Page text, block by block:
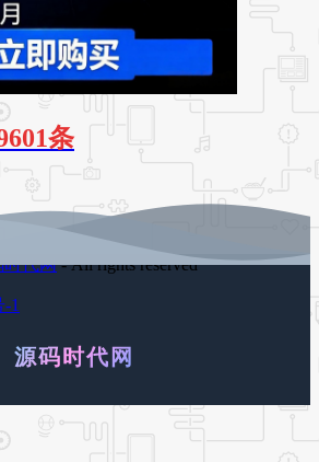
条
时代网- All rights reserved
1
源码时代网